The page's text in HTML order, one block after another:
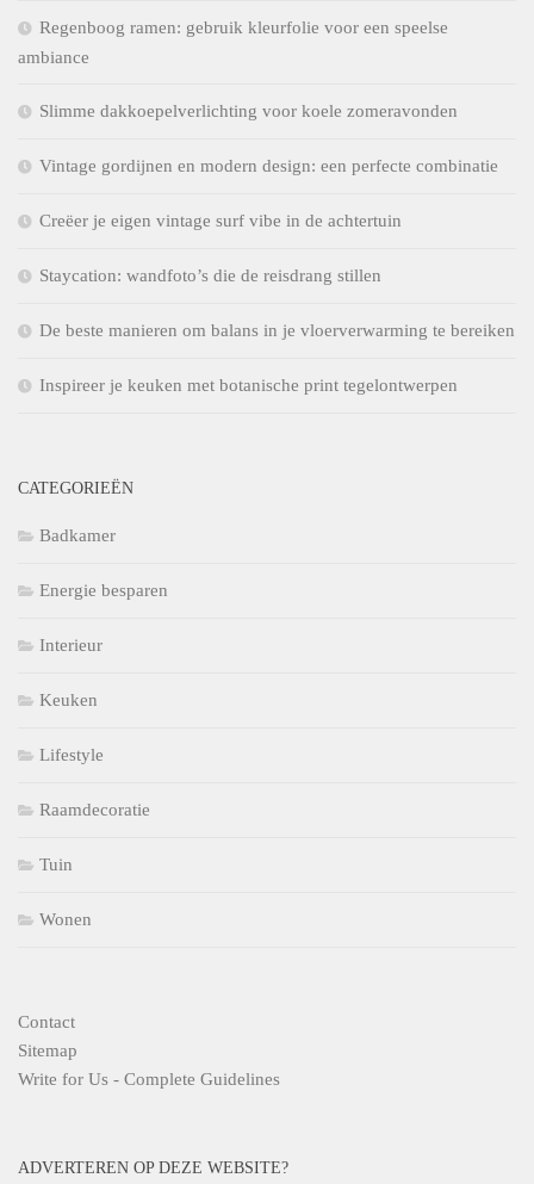
Regenboog ramen: gebruik kleurfolie voor een speelse
ambiance
Slimme dakkoepelverlichting voor koele zomeravonden
Vintage gordijnen en modern design: een perfecte combinatie
Creëer je eigen vintage surf vibe in de achtertuin
Staycation: wandfoto’s die de reisdrang stillen
De beste manieren om balans in je vloerverwarming te bereiken
Inspireer je keuken met botanische print tegelontwerpen
CATEGORIEËN
Badkamer
Energie besparen
Interieur
Keuken
Lifestyle
Raamdecoratie
Tuin
Wonen
Contact
Sitemap
Write for Us - Complete Guidelines
ADVERTEREN OP DEZE WEBSITE?